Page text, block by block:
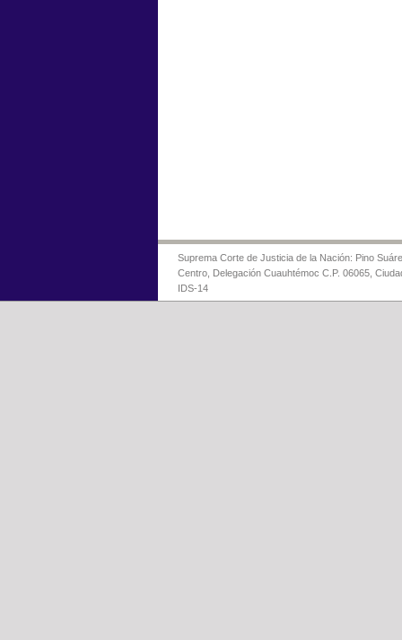
Suprema Corte de Justicia de la Nación: Pino
Centro, Delegación Cuauhtémoc C.P. 06065,
IDS-14